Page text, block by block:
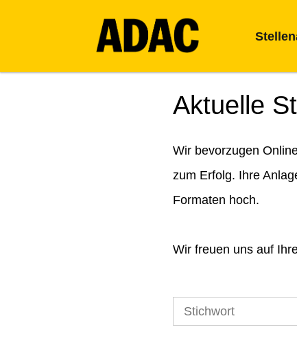
Aktuelle
Wir bevorzugen
zum Erfolg. Ihre
Formaten hoch.
Wir freuen uns auf